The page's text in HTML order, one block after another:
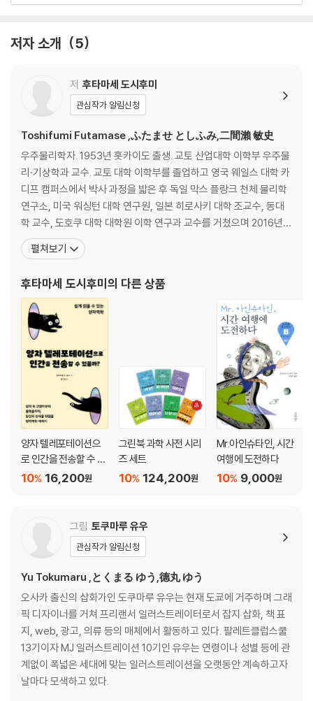
우주를 연구한 철학자·과학자
05 케플러 116
06 갈릴레이 116
제4장 항성의 세계 117
우주를 연구한 철학자·과학자
07 뉴턴 196
우주를 연구한 철학자·과학자
09 허셜 228
10 아인슈타인 228
제6장 우주의 역사 229
우주를 연구한 철학자·과학자
11 허블 254
저자 소개 5
저 후타마세 도시후미
관심작가 알림신청
Toshifumi Futamase ,ふたませ としふみ,二間瀨 敏史
우주물리학자. 1953년 홋카이도 출생. 교토 산업대학 이학부 우주물
리·기상학과 교수. 교토 대학 이학부를 졸업하고 영국 웨일스 대학 카
디프 캠퍼스에서 박사 과정을 밟은 후 독일 막스 플랑크 천체 물리학
연구소, 미국 워싱턴 대학 연구원, 일본 히로사키 대학 조교수, 동대
학 교수, 도호쿠 대학 대학원 이학 연구과 교수를 거쳤으며 2016년부
터 교토 산업 대학 교수, 도호쿠 대학 명예 교수를 맡고 있다. 전공은
일반 상대성 이론, 우주론. 중력 렌즈를 이용해 암흑물질과 암흑 에너
(현대 물리학 ‘기초 시리즈’9), 『
펼쳐보기
후타마세 도시후미 의 다른 상품
양자 텔레포테이션으
로 인간을 전송할 수 있
을까? 16,200원
10%
그린북 과학 사전 시리
즈 세트
124,200원
10%
Mr.아인슈타인, 시간
여행에 도전하다
9,000원
10%
그림 토쿠마루 유우
관심작가 알림신청
Yu Tokumaru ,とくまる ゆう,德丸 ゆう
오사카 출신의 삽화가인 도쿠마루 유우는 현재 도쿄에 거주하며 그래
픽 디자이너를 거쳐 프리랜서 일러스트레이터로서 잡지 삽화, 책 표
지, web, 광고, 의류 등의 매체에서 활동하고 있다. 팔레트클럽스쿨
13기이자 MJ 일러스트레이션 10기인 유우는 연령이나 성별 등에 관
계없이 폭넓은 세대에 맞는 일러스트레이션을 오랫동안 계속하고자
날마다 모색하고 있다.